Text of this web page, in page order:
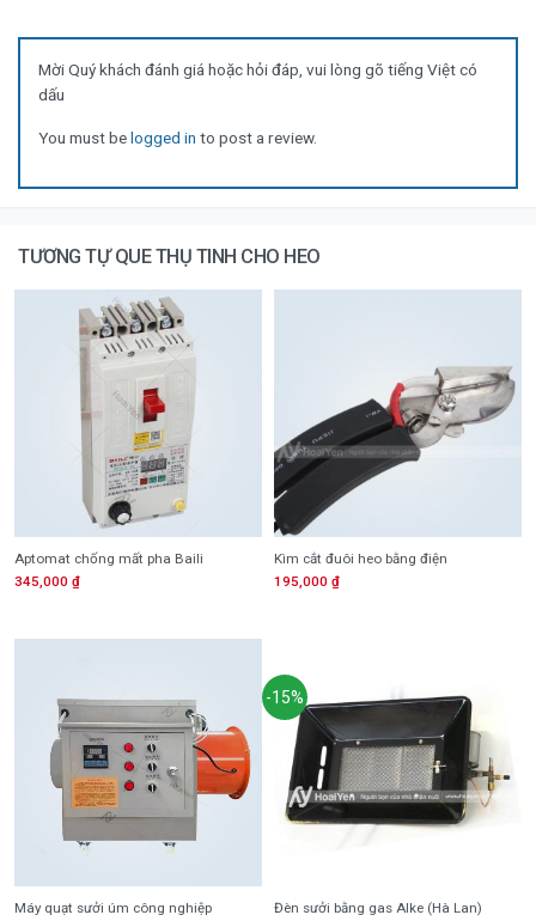
Mời Quý khách đánh giá hoặc hỏi đáp, vui lòng gõ tiếng Việt có
dấu
You must belogged in to post a review.
TƯƠNG TỰ QUE THỤ TINH CHO HEO
Aptomat chống mất pha Baili
345,000 ₫
Kìm cắt đuôi heo bằng điện
195,000 ₫
Máy quạt sưởi úm công nghiệp
-15%
Đèn sưởi bằng gas Alke (Hà Lan)